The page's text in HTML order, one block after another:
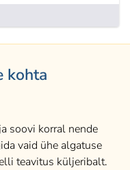
kohta
soovi korral nende
vaid ühe algatuse
teavitus küljeribalt.